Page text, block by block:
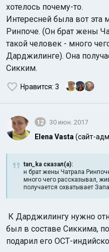
хотелось почему-то.
Интересней была вот эта
Ринпоче. (Он брат жены
такой человек - много
Дарджилинге). Она
Сикким.
Нравится: 3
12 30 июн. 2017
Elena Vasta (сайт-
tan_ka сказал(а):
н брат жены Чатрала
много чего рассказывал,
получается охватывает
К Дарджилингу нужно
был в составе Сиккима,
подарил его ОСТ-